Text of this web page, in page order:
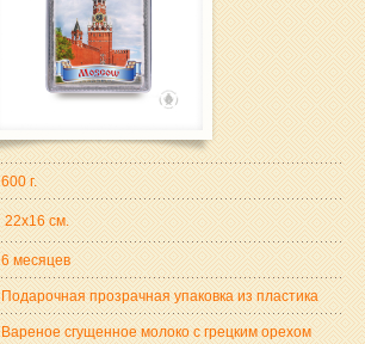
600 г.
22x16 см.
6 месяцев
Подарочная прозрачная упаковка из пластика
Вареное сгущенное молоко с грецким орехом